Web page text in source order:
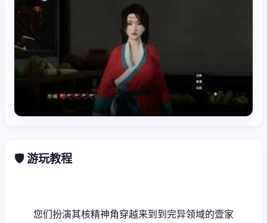
🛡️ 游玩教程
您们扮演其核精神角穿越来到到完异领域的壹家